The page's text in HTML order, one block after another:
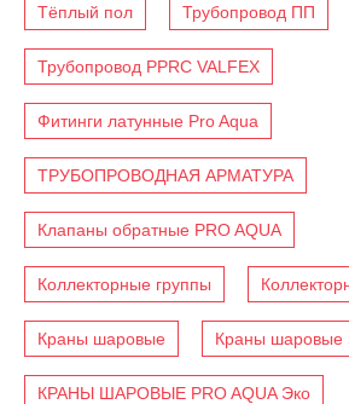
Тёплый пол Трубопровод ПП
Трубопровод PPRC VALFEX
Фитинги латунные Pro Aqua
ТРУБОПРОВОДНАЯ АРМАТУРА
Клапаны обратные PRO AQUA
Коллекторные группы
Краны шаровые Краны шаровые
КРАНЫ ШАРОВЫЕ PRO AQUA Эко